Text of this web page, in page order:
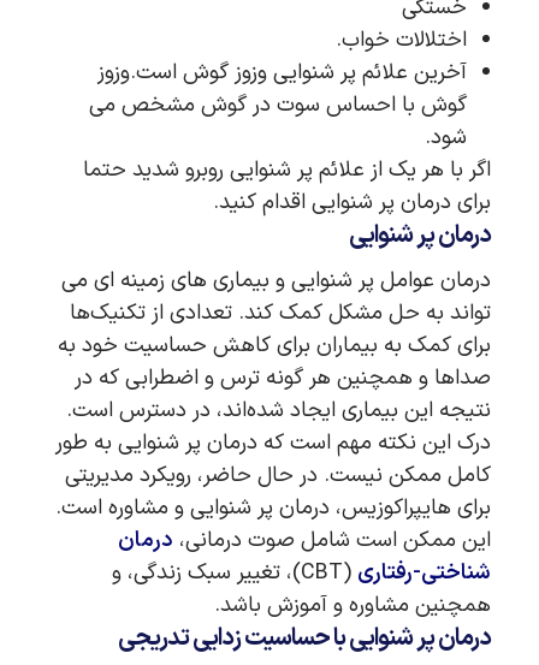
خستگی
اختلالات خواب.
آخرین علائم پر شنوایی وزوز گوش است.وزوز
گوش با احساس سوت در گوش مشخص می
شود.
اگر با هر یک از علائم پر شنوایی روبرو شدید حتما
برای درمان پر شنوایی اقدام کنید.
درمان پر شنوایی
درمان عوامل پر شنوایی و بیماری های زمینه ای می
تواند به حل مشکل کمک کند. تعدادی از تکنیک‌ها
برای کمک به بیماران برای کاهش حساسیت خود به
صداها و همچنین هر گونه ترس و اضطرابی که در
نتیجه این بیماری ایجاد شده‌اند، در دسترس است.
درک این نکته مهم است که درمان پر شنوایی به طور
کامل ممکن نیست. در حال حاضر، رویکرد مدیریتی
برای هایپراکوزیس، درمان پر شنوایی و مشاوره است.
این ممکن است شامل صوت درمانی، درمان
شناختی-رفتاری
(CBT)، تغییر سبک زندگی، و
همچنین مشاوره و آموزش باشد.
درمان پر شنوایی با حساسیت زدایی تدریجی